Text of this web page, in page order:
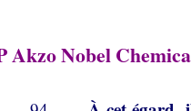
Akzo Nobel